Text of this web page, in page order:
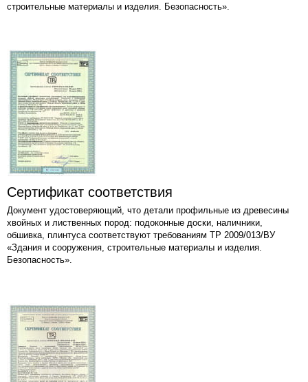
строительные материалы и изделия. Безопасность».
Сертификат соответствия
Документ удостоверяющий, что детали профильные из древесины
хвойных и лиственных пород: подоконные доски, наличники,
обшивка, плинтуса соответствуют требованиям ТР 2009/013/ВУ
«Здания и сооружения, строительные материалы и изделия.
Безопасность».